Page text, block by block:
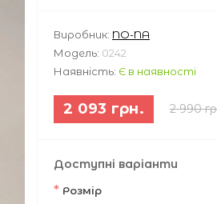
Виробник: NO-NA
Модель: 0242
Наявність: Є в наявності
2 093 грн. 2 990
Доступні варіанти
* Розмір